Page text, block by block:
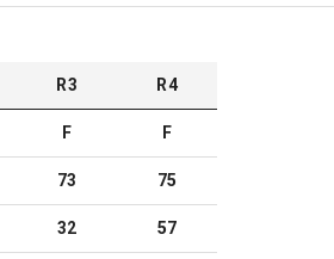
R3 R4
F F
73 75
32 57